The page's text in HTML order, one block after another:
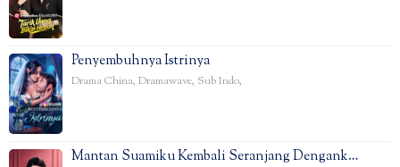
Penyembuhnya Istrinya
Drama China, Dramawave, Sub Indo,
Mantan Suamiku Kembali Seranjang Dengank…